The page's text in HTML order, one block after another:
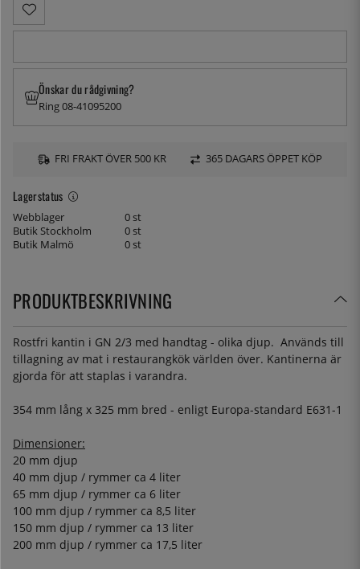
Lagerstatus
Webblager
0 st
Butik Stockholm
0 st
Butik Malmö
0 st
Önskar du rådgivning?
Ring 08-41095200
FRI FRAKT ÖVER 500 KR 365 DAGARS ÖPPET KÖP
PRODUKTBESKRIVNING
Rostfri kantin i GN 2/3 med handtag - olika djup. Används till
tillagning av mat i restaurangkök världen över. Kantinerna är
gjorda för att staplas i varandra.
354 mm lång x 325 mm bred - enligt Europa-standard E631-1
Dimensioner:
20 mm djup
40 mm djup / rymmer ca 4 liter
65 mm djup / rymmer ca 6 liter
100 mm djup / rymmer ca 8,5 liter
150 mm djup / rymmer ca 13 liter
200 mm djup / rymmer ca 17,5 liter